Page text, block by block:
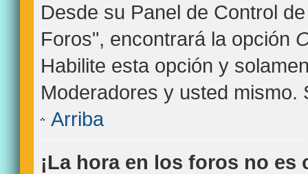
Desde su Panel de Control
Foros", encontrará la opción
Habilite esta opción y
Moderadores y usted
Arriba
¡La hora en los foros no es